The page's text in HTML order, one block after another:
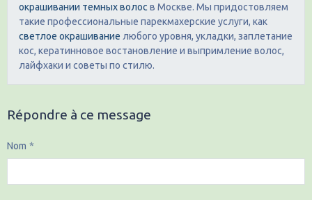
окрашивании темных волос в Москве. Мы придостовляем
такие профессиональные парекмахерские услуги, как
светлое окрашивание любого уровня, укладки, заплетание
кос, кератинновое востановление и выпримление волос,
лайфхаки и советы по стилю.
Répondre à ce message
Nom